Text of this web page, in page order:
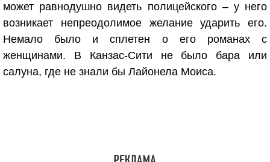
может равнодушно видеть полицейского – у него
возникает непреодолимое желание ударить его.
Немало было и сплетен о его романах с
женщинами. В Канзас-Сити не было бара или
салуна, где не знали бы Лайонела Моиса.